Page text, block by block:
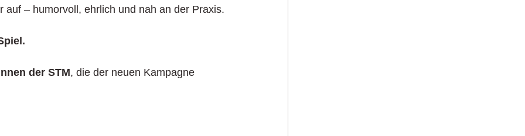
– humorvoll, ehrlich und nah an der Praxis.
der STM, die der neuen Kampagne